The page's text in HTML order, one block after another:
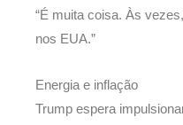
“É muita coisa. Às
nos EUA.”
Energia e inflação
Trump espera